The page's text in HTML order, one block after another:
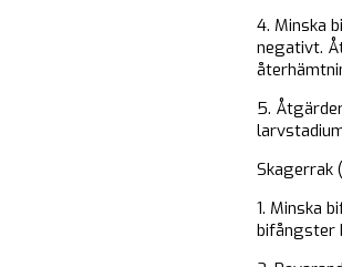
4. Minska
negativt.
5.
Skagerrak
1. Minska
bifångster